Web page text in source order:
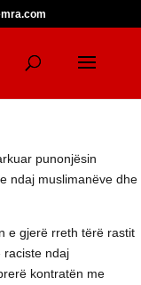
punonjësin
ndaj muslimanëve dhe
e gjerë rreth tërë rastit
raciste ndaj
kontratën me